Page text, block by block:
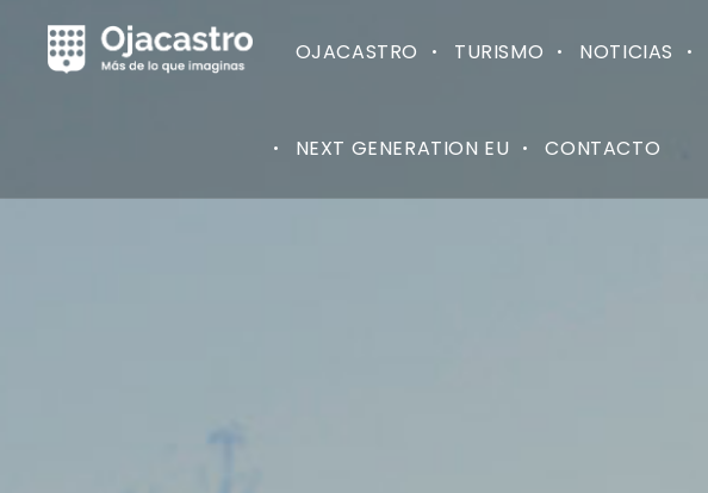
OJACASTRO TURISMO NOTICIAS
NEXT GENERATION EU CONTACTO